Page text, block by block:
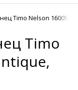
Timo Nelson 160058/
Timo